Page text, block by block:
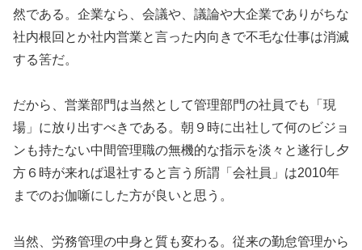
然である。企業なら、会議や、議論や大企業でありがちな
社内根回とか社内営業と言った内向きで不毛な仕事は消滅
する筈だ。
だから、営業部門は当然として管理部門の社員でも「現
場」に放り出すべきである。朝９時に出社して何のビジョ
ンも持たない中間管理職の無機的な指示を淡々と遂行し夕
方６時が来れば退社すると言う所謂「会社員」は2010年
までのお伽噺にした方が良いと思う。
当然、労務管理の中身と質も変わる。従来の勤怠管理から